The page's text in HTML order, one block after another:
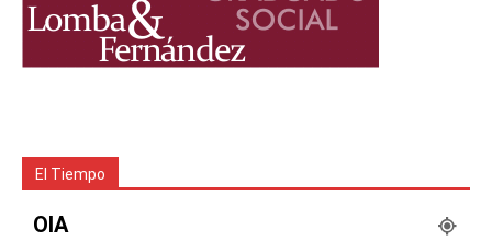
El Tiempo
OIA